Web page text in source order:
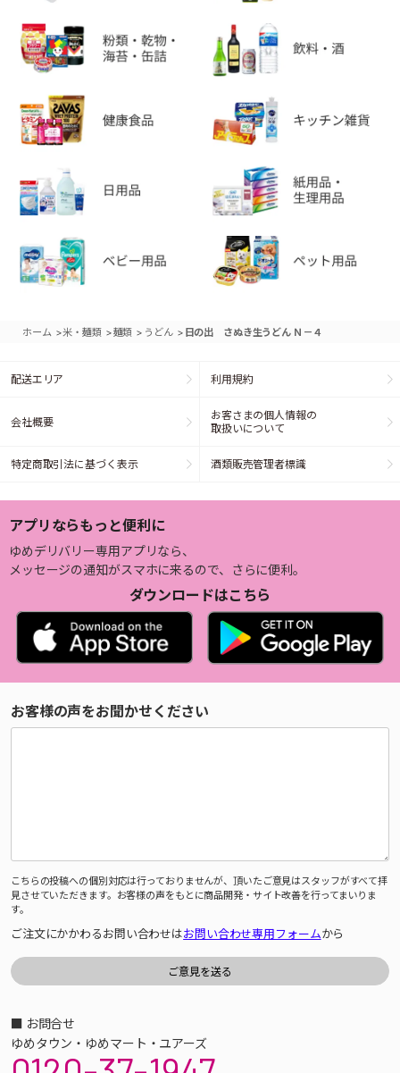
ホーム >米・麺類 >麺類 > うどん > 日の出 さぬき生うどん Ｎ－４
配送エリア 利用規約
会社概要
お客さまの個人情報の
取扱いについて
特定商取引法に基づく表示 酒類販売管理者標識
アプリならもっと便利に
ゆめデリバリー専用アプリなら、
メッセージの通知がスマホに来るので、さらに便利。
ダウンロードはこちら
お客様の声をお聞かせください
こちらの投稿への個別対応は行っておりませんが、頂いたご意見はスタッフがすべて拝
見させていただきます。お客様の声をもとに商品開発・サイト改善を行ってまいりま
す。
ご注文にかかわるお問い合わせはお問い合わせ専用フォームから
■ お問合せ
ゆめタウン・ゆめマート・ユアーズ